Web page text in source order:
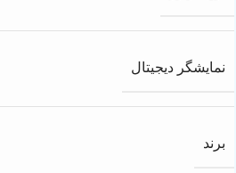
نمایشگر دیجیتال
برند